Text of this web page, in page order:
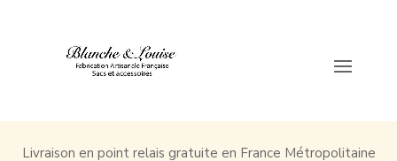
Livraison en point relais gratuite en France Métropolitaine